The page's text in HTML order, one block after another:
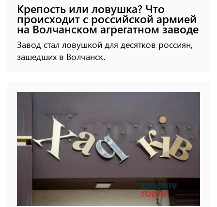
Крепость или ловушка? Что
происходит с российской армией
на Волчанском агрегатном заводе
Завод стал ловушкой для десятков россиян,
зашедших в Волчанск.